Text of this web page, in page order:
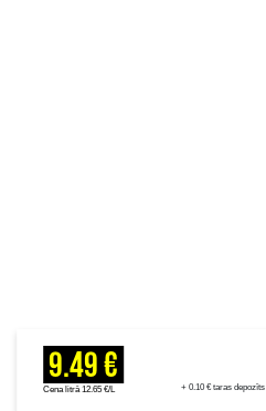
9.49 €
Cena litrā 12.65 €/L + 0.10 € taras depozīts